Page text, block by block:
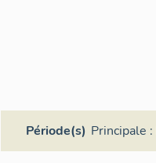
Période(s) Principale :